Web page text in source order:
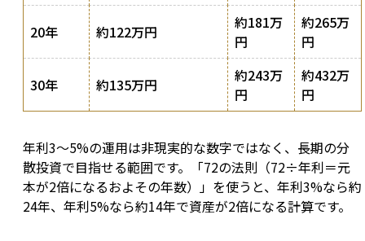
20年 約122万円
約181万
円
約265万
円
30年 約135万円
約243万
円
約432万
円
年利3〜5%の運用は非現実的な数字ではなく、長期の分
散投資で目指せる範囲です。「72の法則（72÷年利＝元
本が2倍になるおよその年数）」を使うと、年利3%なら約
24年、年利5%なら約14年で資産が2倍になる計算です。